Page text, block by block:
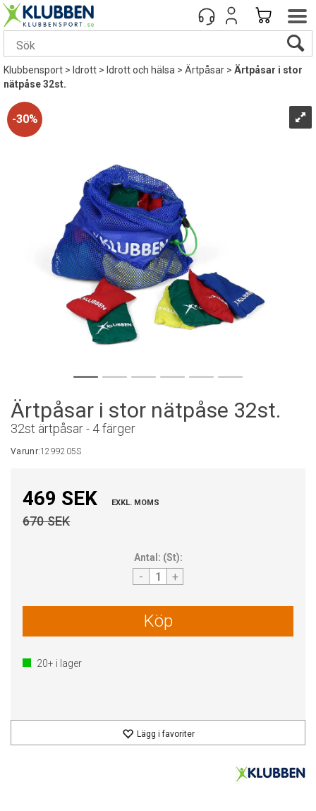
Klubbensport> Idrott> Idrott och hälsa>Ärtpåsar>Ärtpåsar i stor
nätpåse 32st.
30%
Ärtpåsar i stor nätpåse 32st.
32st ärtpåsar - 4 färger
Varunr:1299205S
469 SEK EXKL. MOMS
670 SEK
Antal: (St):
- +
Köp
20+ i lager
Lägg i favoriter